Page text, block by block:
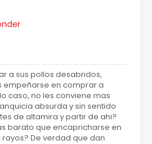
a sus pollos desabridos,
empeñarse en comprar a
caso, no les conviene mas
absurda y sin sentido
de altamira y partir de ahi?
barato que encapricharse en
De verdad que dan